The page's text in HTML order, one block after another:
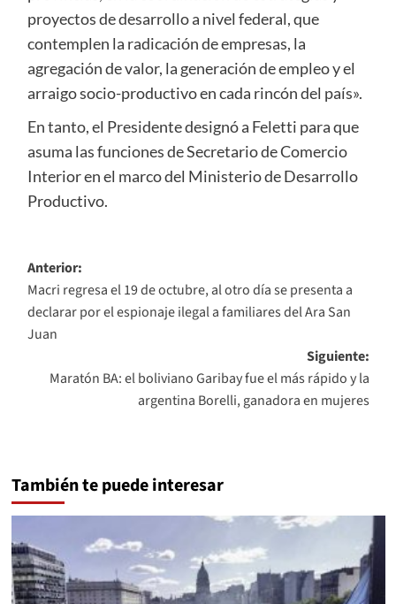
proyectos de desarrollo a nivel federal, que
contemplen la radicación de empresas, la
agregación de valor, la generación de empleo y el
arraigo socio-productivo en cada rincón del país».
En tanto, el Presidente designó a Feletti para que
asuma las funciones de Secretario de Comercio
Interior en el marco del Ministerio de Desarrollo
Productivo.
Navegación
de
entradas
Anterior:
Macri regresa el 19 de octubre, al otro día se presenta a
declarar por el espionaje ilegal a familiares del Ara San
Juan
Siguiente:
Maratón BA: el boliviano Garibay fue el más rápido y la
argentina Borelli, ganadora en mujeres
También te puede interesar